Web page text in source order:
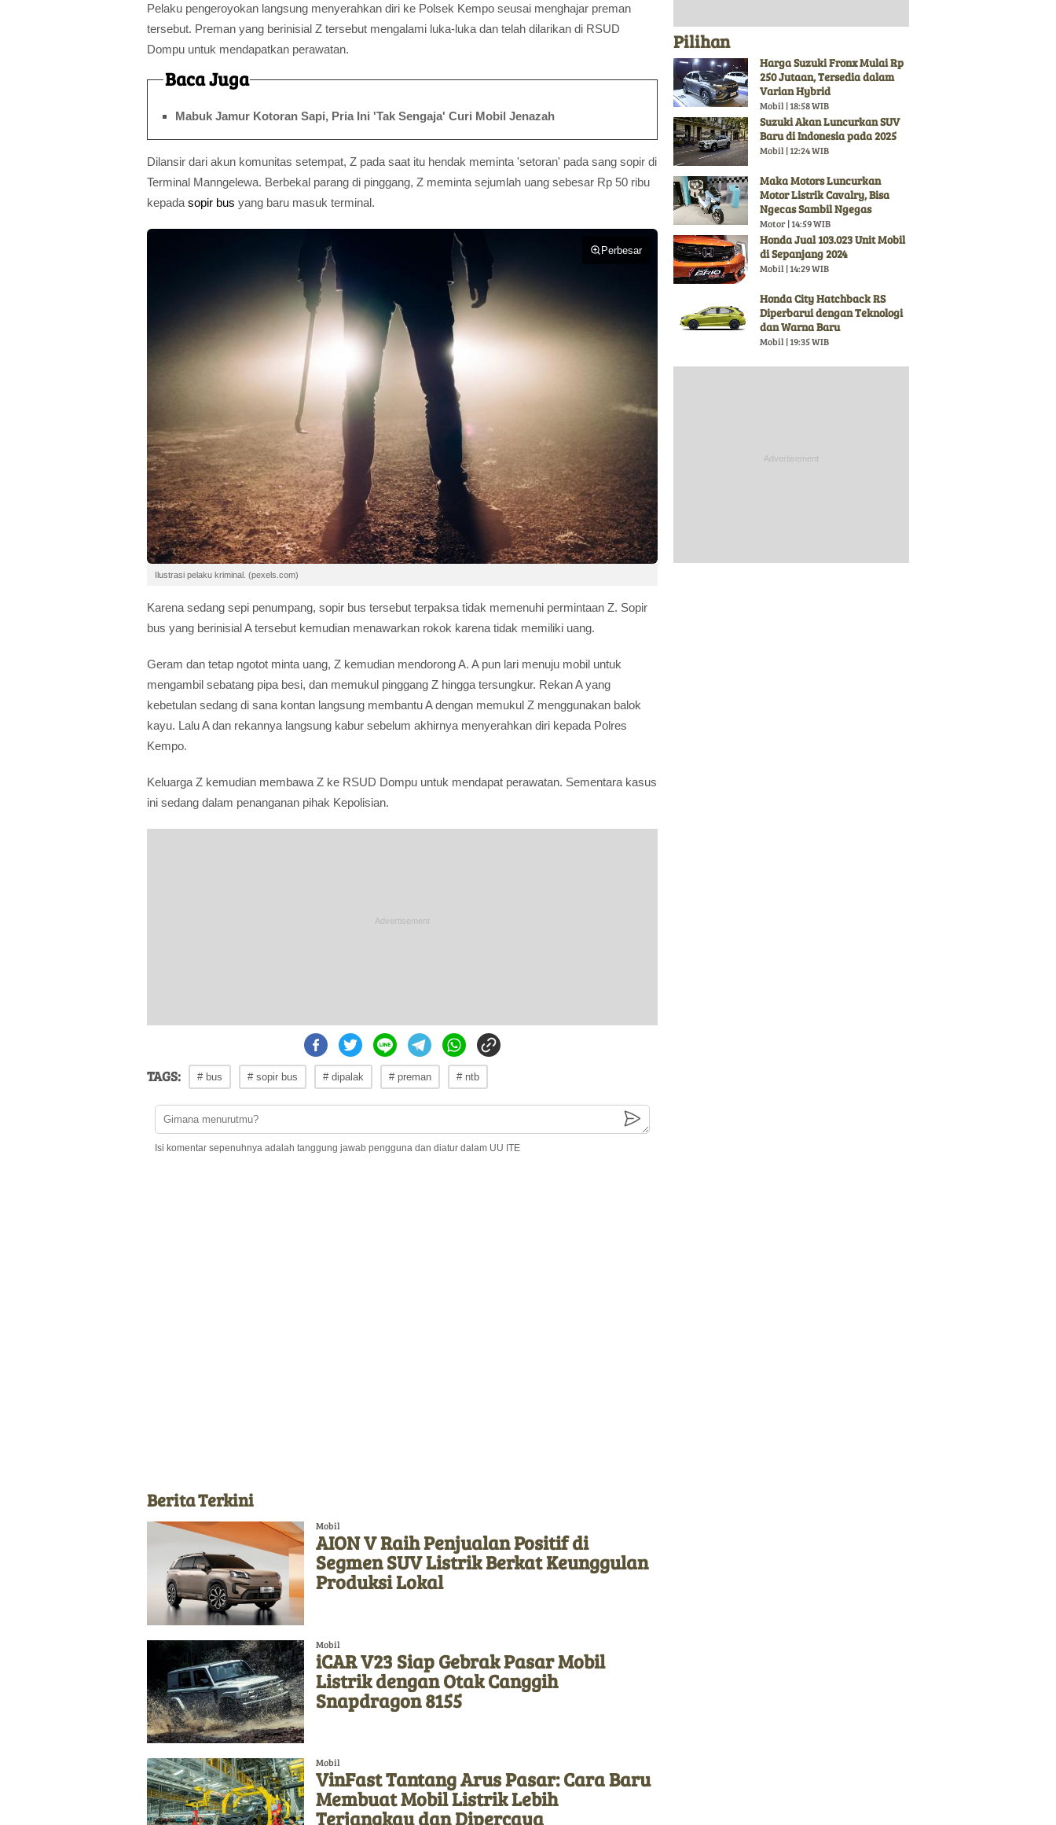
Pelaku pengeroyokan langsung menyerahkan diri ke Polsek Kempo seusai menghajar preman
tersebut. Preman yang berinisial Z tersebut mengalami luka-luka dan telah dilarikan di RSUD
Dompu untuk mendapatkan perawatan.
Baca Juga
Mabuk Jamur Kotoran Sapi, Pria Ini 'Tak Sengaja' Curi Mobil Jenazah
Dilansir dari akun komunitas setempat, Z pada saat itu hendak meminta 'setoran' pada sang sopir di
Terminal Manngelewa. Berbekal parang di pinggang, Z meminta sejumlah uang sebesar Rp 50 ribu
kepada sopir bus yang baru masuk terminal.
Perbesar
Ilustrasi pelaku kriminal. (pexels.com)
Karena sedang sepi penumpang, sopir bus tersebut terpaksa tidak memenuhi permintaan Z. Sopir
bus yang berinisial A tersebut kemudian menawarkan rokok karena tidak memiliki uang.
Geram dan tetap ngotot minta uang, Z kemudian mendorong A. A pun lari menuju mobil untuk
mengambil sebatang pipa besi, dan memukul pinggang Z hingga tersungkur. Rekan A yang
kebetulan sedang di sana kontan langsung membantu A dengan memukul Z menggunakan balok
kayu. Lalu A dan rekannya langsung kabur sebelum akhirnya menyerahkan diri kepada Polres
Kempo.
Keluarga Z kemudian membawa Z ke RSUD Dompu untuk mendapat perawatan. Sementara kasus
ini sedang dalam penanganan pihak Kepolisian.
TAGS: # bus # sopir bus # dipalak # preman # ntb
Isi komentar sepenuhnya adalah tanggung jawab pengguna dan diatur dalam UU ITE
Berita Terkini
Mobil
AION V Raih Penjualan Positif di
Segmen SUV Listrik Berkat Keunggulan
Produksi Lokal
Mobil
iCAR V23 Siap Gebrak Pasar Mobil
Listrik dengan Otak Canggih
Snapdragon 8155
Mobil
VinFast Tantang Arus Pasar: Cara Baru
Membuat Mobil Listrik Lebih
Terjangkau dan Dipercaya
Pilihan
Harga Suzuki Fronx Mulai Rp
250 Jutaan, Tersedia dalam
Varian Hybrid
Mobil | 18:58 WIB
Suzuki Akan Luncurkan SUV
Baru di Indonesia pada 2025
Mobil | 12:24 WIB
Maka Motors Luncurkan
Motor Listrik Cavalry, Bisa
Ngecas Sambil Ngegas
Motor | 14:59 WIB
Honda Jual 103.023 Unit Mobil
di Sepanjang 2024
Mobil | 14:29 WIB
Honda City Hatchback RS
Diperbarui dengan Teknologi
dan Warna Baru
Mobil | 19:35 WIB